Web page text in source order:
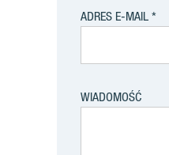
ADRES E-MAIL
WIADOMOŚĆ